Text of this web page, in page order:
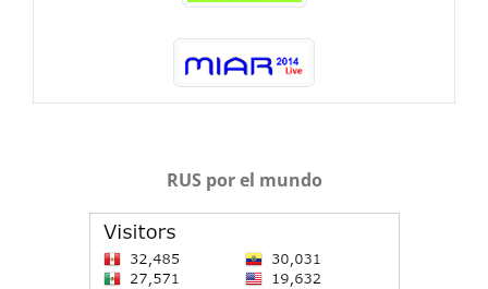
RUS por el mundo